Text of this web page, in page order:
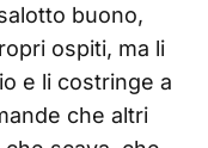
buono,
ospiti, ma li
e li costringe a
che altri